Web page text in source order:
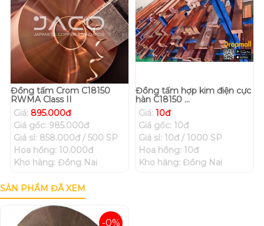
Đồng tấm Crom C18150
RWMA Class II
Giá: 895.000đ
Giá gốc: 985.000đ
Giá sỉ: 858.000đ / 500 SP
Hoa hồng: 10.000đ
Kho hàng: Đồng Nai
Đồng tấm hợp kim điện cực
hàn C18150 ...
Giá: 10đ
Giá gốc: 10đ
Giá sỉ: 10đ / 1000 SP
Hoa hồng: 10đ
Kho hàng: Đồng Nai
SẢN PHẨM ĐÃ XEM
-0%